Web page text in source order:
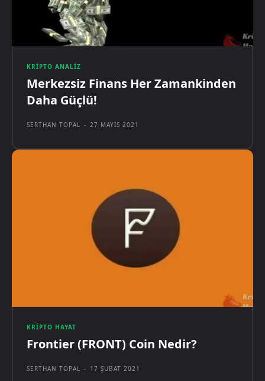
KRIPTO ANALIZ
Merkezsiz Finans Her Zamankinden
Daha Güçlü!
SERTHAN TOPAL - 27 MAYIS 2021
KRIPTO HAYAT
Frontier (FRONT) Coin Nedir?
SERTHAN TOPAL - 17 ŞUBAT 2021